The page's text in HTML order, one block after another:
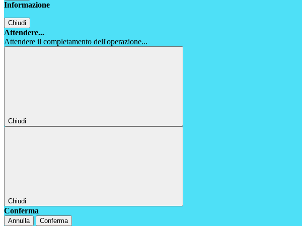
Informazione
Chiudi
Attendere...
Attendere il completamento dell'operazione...
Chiudi
Chiudi
Conferma
Annulla Conferma